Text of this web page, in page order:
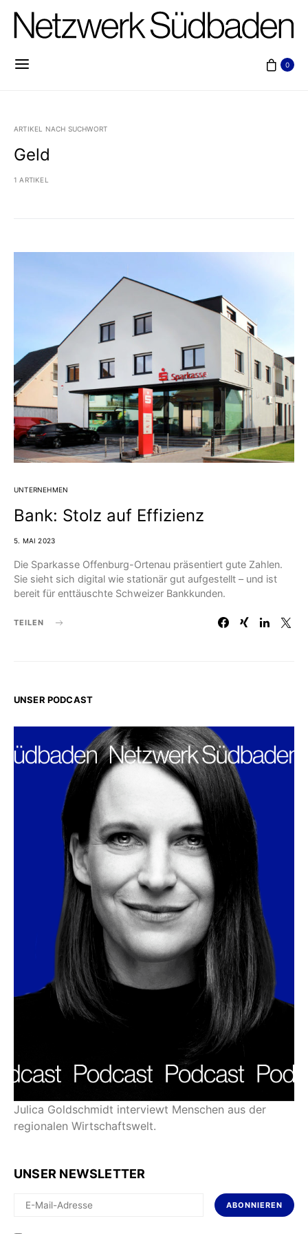
0
ARTIKEL NACH SUCHWORT
Geld
1 ARTIKEL
UNTERNEHMEN
Bank: Stolz auf Effizienz
5. MAI 2023
Die Sparkasse Offenburg-Ortenau präsentiert gute Zahlen.
Sie sieht sich digital wie stationär gut aufgestellt – und ist
bereit für enttäuschte Schweizer Bankkunden.
TEILEN
UNSER PODCAST
Julica Goldschmidt interviewt Menschen aus der
regionalen Wirtschaftswelt.
UNSER NEWSLETTER
ABONNIEREN